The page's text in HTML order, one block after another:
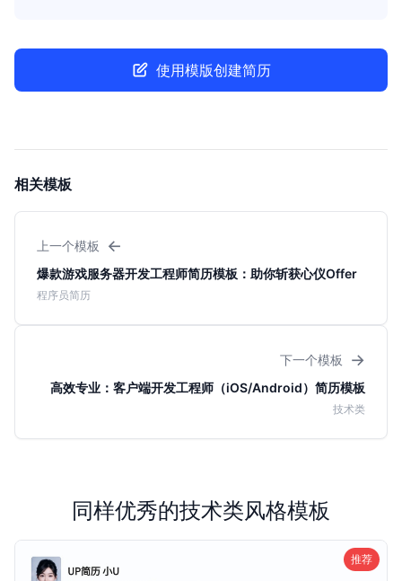
使用模版创建简历
相关模板
上一个模板 ←
爆款游戏服务器开发工程师简历模板：助你斩获心仪Offer
程序员简历
下一个模板 →
高效专业：客户端开发工程师（iOS/Android）简历模板
技术类
同样优秀的技术类风格模板
推荐